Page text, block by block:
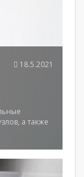
а также
18.5.2021